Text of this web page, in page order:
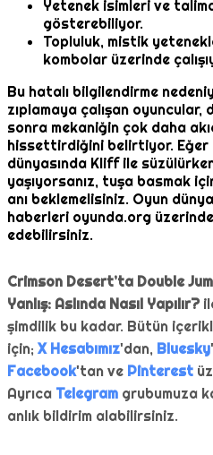
Yetenek isimleri ve
gösterebiliyor.
Topluluk, mistik
kombolar üzerinde
Bu hatalı bilgilendirme
zıplamaya çalışan
sonra mekaniğin çok daha
hissettirdiğini belirtiyor. Eğer
dünyasında Kliff ile
yaşıyorsanız, tuşa basmak
anı beklemelisiniz. Oyun
haberleri oyunda.org
edebilirsiniz.
Crimson Desert’ta Double
Yanlış: Aslında Nasıl Yapılır?
şimdilik bu kadar. Bütün
için; X Hesabımız'dan, Bluesky
Facebook'tan ve Pinterest
Ayrıca Telegram grubumuza
anlık bildirim alabilirsiniz.